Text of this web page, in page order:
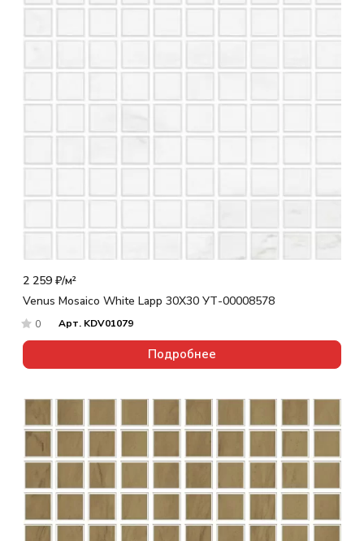
2 259 ₽/м²
Venus Mosaico White Lapp 30X30 УТ-00008578
0 Арт. KDV01079
Подробнее